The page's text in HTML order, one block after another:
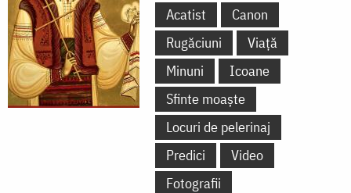
Acatist
Canon
Rugăciuni
Viață
Minuni
Icoane
Sfinte moaște
Locuri de pelerinaj
Predici
Video
Fotografii